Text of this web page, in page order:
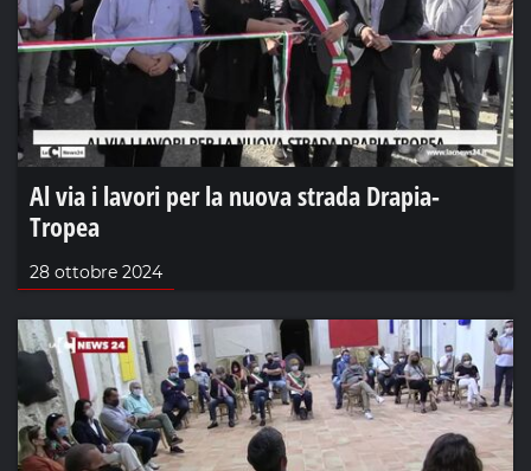
Al via i lavori per la nuova strada Drapia-
Tropea
28 ottobre 2024